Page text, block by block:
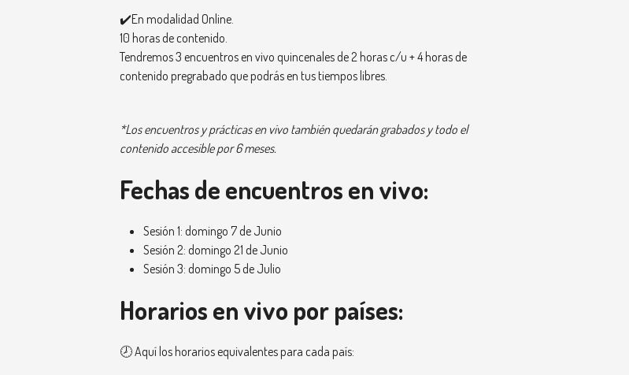
✔️En modalidad Online.
10 horas de contenido.
Tendremos 3 encuentros en vivo quincenales de 2 horas c/u + 4 horas de
contenido pregrabado que podrás en tus tiempos libres.
*Los encuentros y prácticas en vivo también quedarán grabados y todo el
contenido accesible por 6 meses.
Fechas de encuentros en vivo:
Sesión 1: domingo 7 de Junio
Sesión 2: domingo 21 de Junio
Sesión 3: domingo 5 de Julio
Horarios en vivo por países:
🕗 Aquí los horarios equivalentes para cada país: